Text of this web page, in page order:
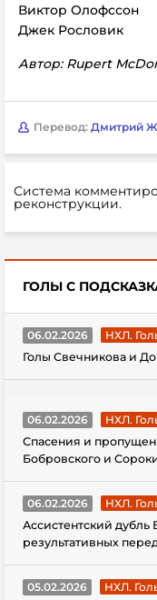
Виктор Олофссон
Джек Рословик
Автор: Rupert
Перевод: Дмитрий
Система
реконструкции.
ГОЛЫ С
06.02.2026
НХЛ.
Голы Свечникова и
06.02.2026
НХЛ.
Спасения и
Бобровского и
06.02.2026
НХЛ.
Ассистентский
результативных
05.02.2026
НХЛ.